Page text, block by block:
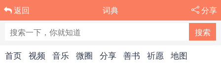
返回 词典 分享
首页 视频 音乐 微圈 分享 善书 祈愿 地图